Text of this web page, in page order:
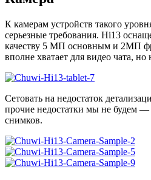
К камерам устройств такого
серьезные требования. Hi13
качеству 5 МП основным и 2МП
вполне хватает для видео чата, но
Сетовать на недостаток
прочие недостатки мы не будем —
снимков.